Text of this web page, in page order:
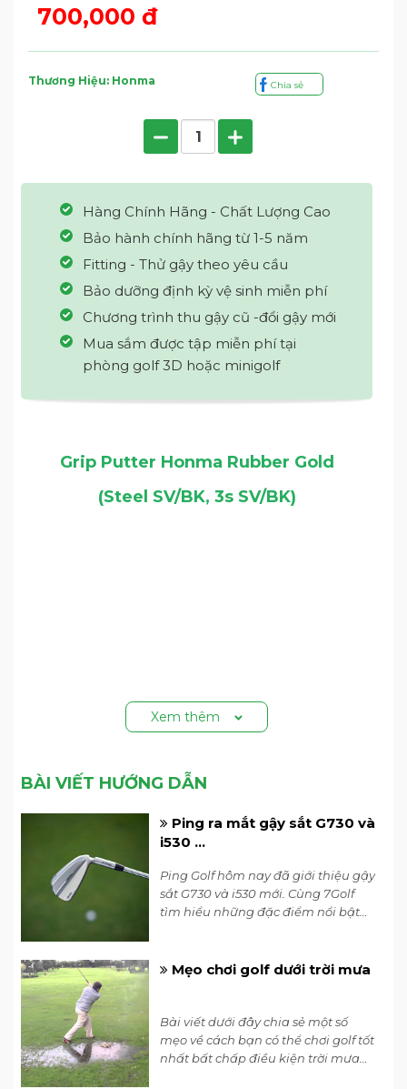
700,000 đ
Thương Hiệu: Honma Chia sẻ
Hàng Chính Hãng - Chất Lượng Cao
Bảo hành chính hãng từ 1-5 năm
Fitting - Thử gậy theo yêu cầu
Bảo dưỡng định kỳ vệ sinh miễn phí
Chương trình thu gậy cũ -đổi gậy mới
Mua sắm được tập miễn phí tại
phòng golf 3D hoặc minigolf
Grip Putter Honma Rubber Gold
(Steel SV/BK, 3s SV/BK)
Xem thêm
BÀI VIẾT HƯỚNG DẪN
Ping ra mắt gậy sắt G730 và
i530 ...
Ping Golf hôm nay đã giới thiệu gậy
sắt G730 và i530 mới. Cùng 7Golf
tìm hiểu những đặc điểm nổi bật
Mẹo chơi golf dưới trời mưa
Bài viết dưới đây chia sẻ một số
mẹo về cách bạn có thể chơi golf tốt
nhất bất chấp điều kiện trời mưa